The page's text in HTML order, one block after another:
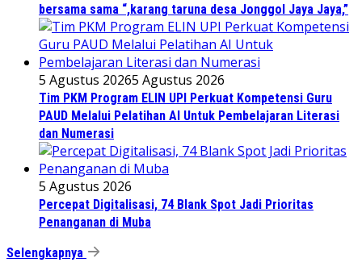
bersama sama “,karang taruna desa Jonggol Jaya Jaya,”
5 Agustus 20265 Agustus 2026
Tim PKM Program ELIN UPI Perkuat Kompetensi Guru
PAUD Melalui Pelatihan AI Untuk Pembelajaran Literasi
dan Numerasi
5 Agustus 2026
Percepat Digitalisasi, 74 Blank Spot Jadi Prioritas
Penanganan di Muba
Selengkapnya